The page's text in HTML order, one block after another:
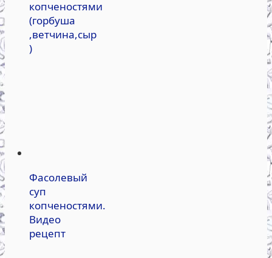
копченостями
(горбуша
,ветчина,сыр
)
Фасолевый
суп
копченостями.
Видео
рецепт